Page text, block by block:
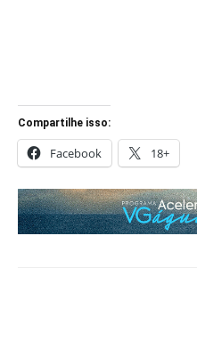
Compartilhe isso:
Facebook 18+